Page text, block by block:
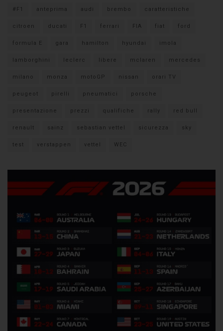
#F1 anteprima audi brembo caratteristiche
citroen ducati F1 ferrari FIA fiat ford
formula E gara hamilton hyundai imola
lamborghini leclerc libere mclaren mercedes
milano monza motoGP nissan orari TV
peugeot pirelli pneumatici porsche
presentazione prezzi qualifiche rally red bull
renault sainz sebastian vettel sicurezza sky
test verstappen vettel WEC